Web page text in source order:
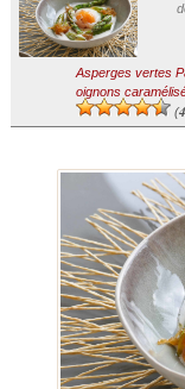
Asperges vertes
oignons
(